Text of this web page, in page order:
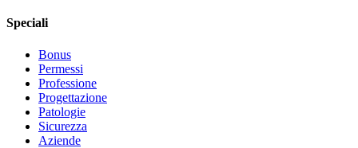
Speciali
Bonus
Permessi
Professione
Progettazione
Patologie
Sicurezza
Aziende